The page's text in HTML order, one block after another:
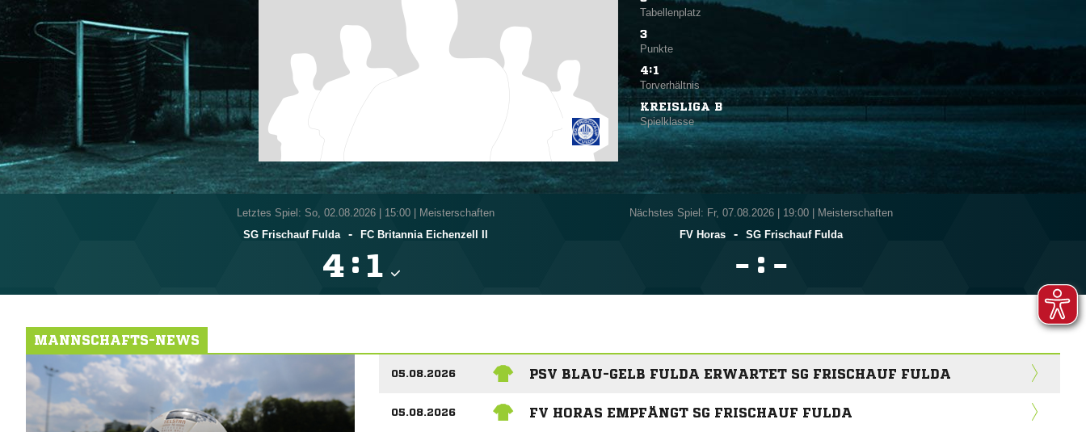
Tabellenplatz
3
Punkte
4:1
Torverhältnis
KREISLIGA B
Spielklasse
Letztes Spiel: So, 02.08.2026| 15:00 | Meisterschaften
SG Frischauf Fulda
- FC Britannia Eichenzell II
 : 
Nächstes Spiel: Fr, 07.08.2026
19:00 | Meisterschaften
FV Horas
- SG Frischauf Fulda
 : 
MANNSCHAFTS-NEWS
05.08.2026 PSV BLAU-GELB FULDA ERWARTET SG FRISCHAUF FULDA
05.08.2026 FV HORAS EMPFÄNGT SG FRISCHAUF FULDA